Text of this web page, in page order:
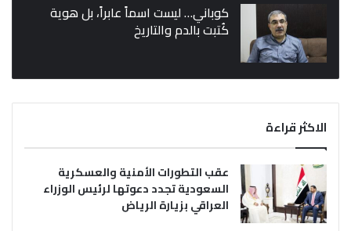
كوباني… ليست اسماً عابراً، بل هوية
كُتبت بالدم والتاريخ
الاكثر قراءة
عقب التطورات الأمنية والعسكرية
السعودية تجدد دعوتها لرئيس الوزراء
العراقي بزيارة الرياض